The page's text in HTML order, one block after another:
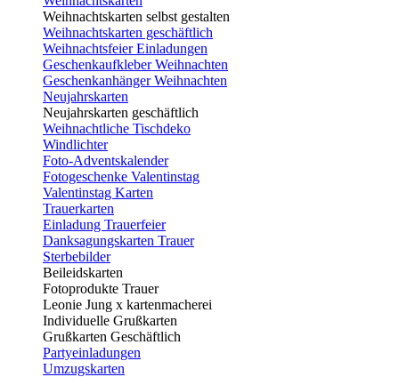
Weihnachtskarten selbst gestalten
Weihnachtskarten geschäftlich
Weihnachtsfeier Einladungen
Geschenkaufkleber Weihnachten
Geschenkanhänger Weihnachten
Neujahrskarten
Neujahrskarten geschäftlich
Weihnachtliche Tischdeko
Windlichter
Foto-Adventskalender
Fotogeschenke Valentinstag
Valentinstag Karten
Trauerkarten
Einladung Trauerfeier
Danksagungskarten Trauer
Sterbebilder
Beileidskarten
Fotoprodukte Trauer
Leonie Jung x kartenmacherei
Individuelle Grußkarten
Grußkarten Geschäftlich
Partyeinladungen
Umzugskarten